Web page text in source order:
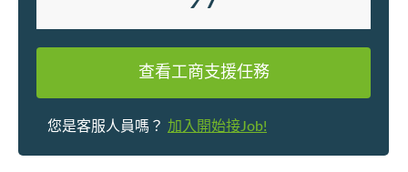
查看工商支援任務
您是客服人員嗎？ 加入開始接Job!